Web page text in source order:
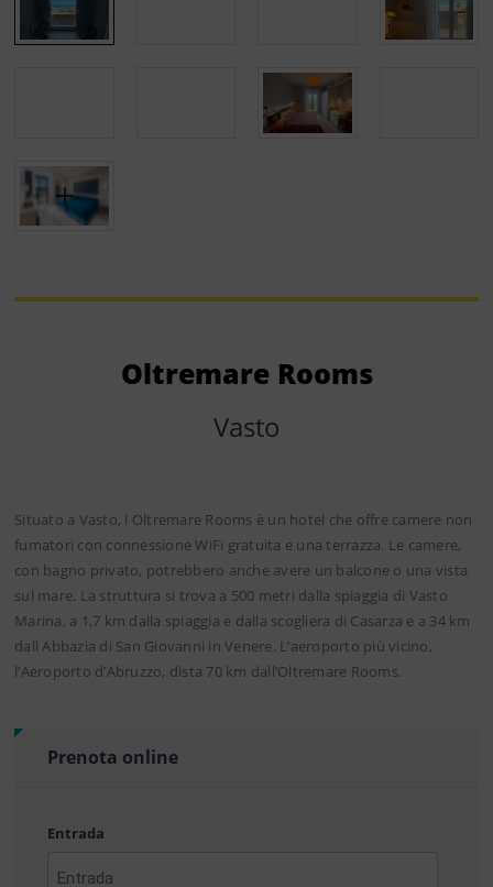
Oltremare Rooms
Vasto
Situato a Vasto, l Oltremare Rooms è un hotel che offre camere non
fumatori con connessione WiFi gratuita e una terrazza. Le camere,
con bagno privato, potrebbero anche avere un balcone o una vista
sul mare. La struttura si trova a 500 metri dalla spiaggia di Vasto
Marina, a 1,7 km dalla spiaggia e dalla scogliera di Casarza e a 34 km
dall Abbazia di San Giovanni in Venere. L’aeroporto più vicino,
l’Aeroporto d’Abruzzo, dista 70 km dall’Oltremare Rooms.
Prenota online
Entrada